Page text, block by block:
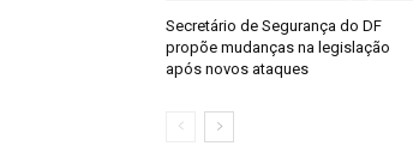
Secretário de Segurança do DF
propõe mudanças na legislação
após novos ataques